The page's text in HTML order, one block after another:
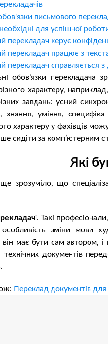
письмового
для успішної
перекладач керує
перекладач працює з
перекладач справляється
обов’язки перекладача
характеру,
завдань: усний
знання, уміння,
характеру у фахівців
сидіти за комп’ютерним
Які
зрозуміло, що
. Такі
зміни мови
він має бути сам автором, і
технічних документів
Переклад документів для